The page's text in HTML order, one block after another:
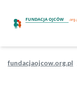
fundacjaojcow.org.pl